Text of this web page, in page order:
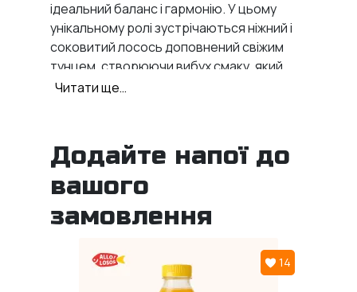
ідеальний баланс і гармонію. У цьому
унікальному ролі зустрічаються ніжний і
соковитий лосось доповнений свіжим
тунцем, створюючи вибух смаку, який
здивує і порадує навіть найдосвідченіших
справжню кулінарну пригоду, де кожен
укус наповнений глибиною і
різноманіттям ароматів.
Що входить у рол Інь
Янь
Він являє собою вишукане поєднання
Читати ще…
Додайте напої до
вашого
замовлення
14